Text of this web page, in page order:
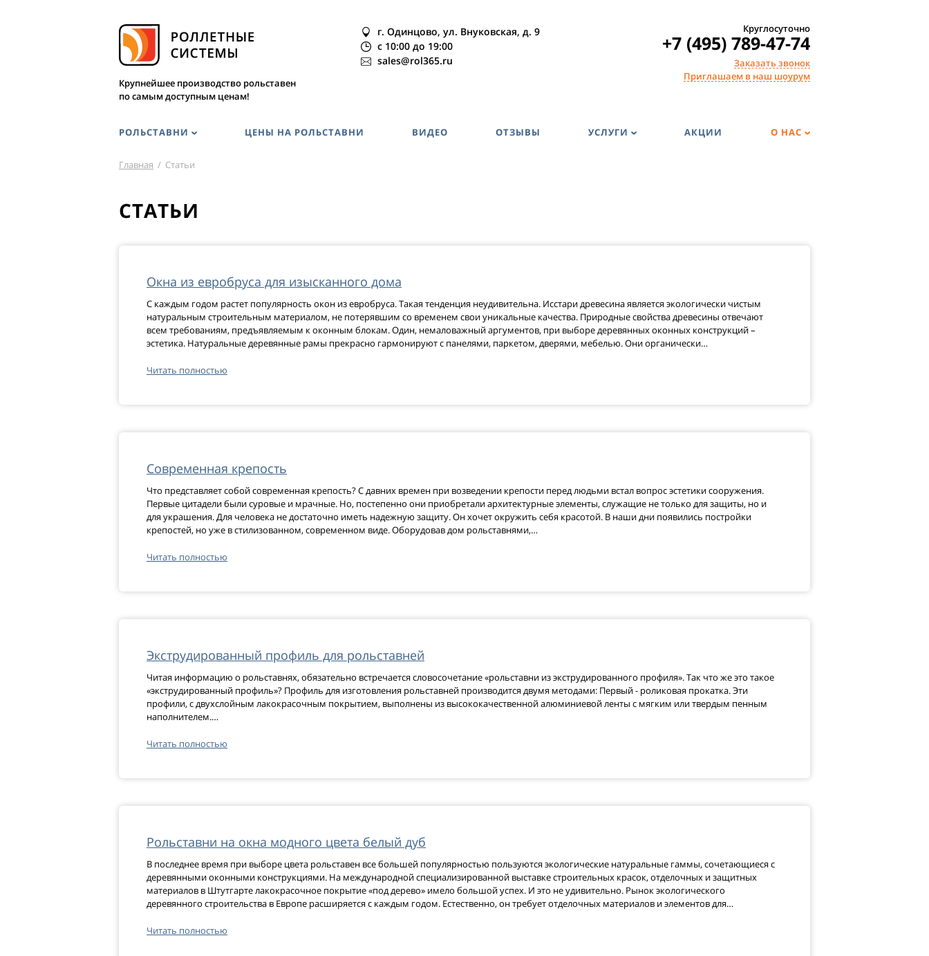
Крупнейшее производство рольставен
по самым доступным ценам!
г. Одинцово, ул. Внуковская, д. 9
c 10:00 до 19:00
sales@rol365.ru
Круглосуточно
+7 (495) 789-47-74
Заказать звонок
Приглашаем в наш шоурум
РОЛЬСТАВНИ ЦЕНЫ НА РОЛЬСТАВНИ ВИДЕО ОТЗЫВЫ УСЛУГИ АКЦИИ О НАС
Главная / Статьи
СТАТЬИ
Окна из евробруса для изысканного дома
С каждым годом растет популярность окон из евробруса. Такая тенденция неудивительна. Исстари древесина является экологически чистым
натуральным строительным материалом, не потерявшим со временем свои уникальные качества. Природные свойства древесины отвечают
всем требованиям, предъявляемым к оконным блокам. Один, немаловажный аргументов, при выборе деревянных оконных конструкций –
эстетика. Натуральные деревянные рамы прекрасно гармонируют с панелями, паркетом, дверями, мебелью. Они органически…
Читать полностью
Современная крепость
Что представляет собой современная крепость? С давних времен при возведении крепости перед людьми встал вопрос эстетики сооружения.
Первые цитадели были суровые и мрачные. Но, постепенно они приобретали архитектурные элементы, служащие не только для защиты, но и
для украшения. Для человека не достаточно иметь надежную защиту. Он хочет окружить себя красотой. В наши дни появились постройки
крепостей, но уже в стилизованном, современном виде. Оборудовав дом рольставнями,…
Читать полностью
Экструдированный профиль для рольставней
Читая информацию о рольставнях, обязательно встречается словосочетание «рольставни из экструдированного профиля». Так что же это такое
«экструдированный профиль»? Профиль для изготовления рольставней производится двумя методами: Первый - роликовая прокатка. Эти
профили, с двухслойным лакокрасочным покрытием, выполнены из высококачественной алюминиевой ленты с мягким или твердым пенным
наполнителем.…
Читать полностью
Рольставни на окна модного цвета белый дуб
В последнее время при выборе цвета рольставен все большей популярностью пользуются экологические натуральные гаммы, сочетающиеся с
деревянными оконными конструкциями. На международной специализированной выставке строительных красок, отделочных и защитных
материалов в Штутгарте лакокрасочное покрытие «под дерево» имело большой успех. И это не удивительно. Рынок экологического
деревянного строительства в Европе расширяется с каждым годом. Естественно, он требует отделочных материалов и элементов для…
Читать полностью